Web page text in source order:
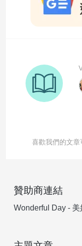
喜歡我們的文章
贊助商連結
Wonderful Day -